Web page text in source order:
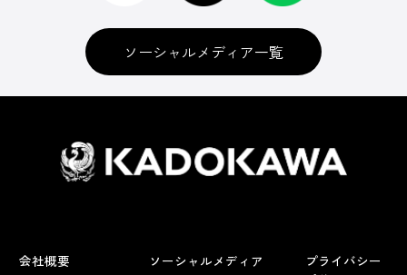
ソーシャルメディア一覧
会社概要 ソーシャルメディア
プライバシー